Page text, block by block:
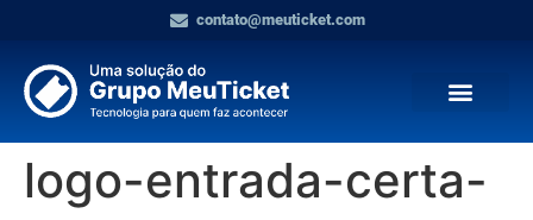
contato@meuticket.com
logo-entrada-certa-